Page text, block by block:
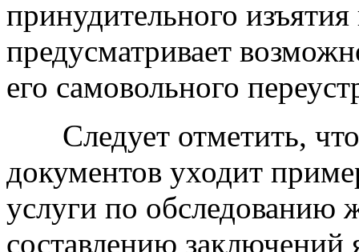
принудительного
предусматривает
его самовольного
Следует отметить, что
документов уходит
услуги по
составлению